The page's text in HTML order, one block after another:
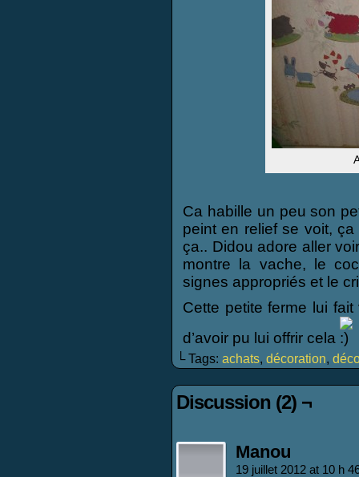
Ca habille un peu son
peint en relief se voit,
ça.. Didou adore aller
montre la vache, le
signes appropriés et le
Cette petite ferme lui
d’avoir pu lui offrir cela
└ Tags: achats, décoration,
Discussion (2) ¬
Manou
19 juillet 2012 at 10 h